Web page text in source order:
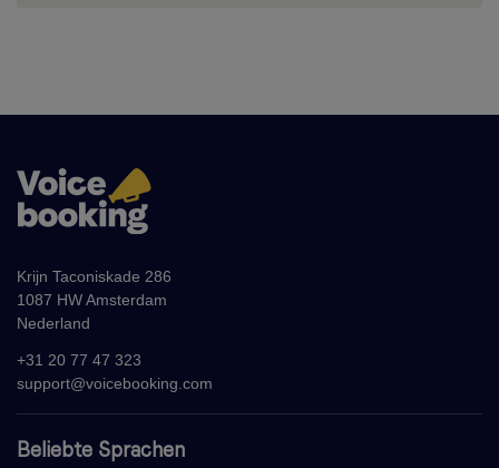
Beliebte Sprachen
Krijn Taconiskade 286
1087 HW Amsterdam
Nederland
+31 20 77 47 323
support@voicebooking.com